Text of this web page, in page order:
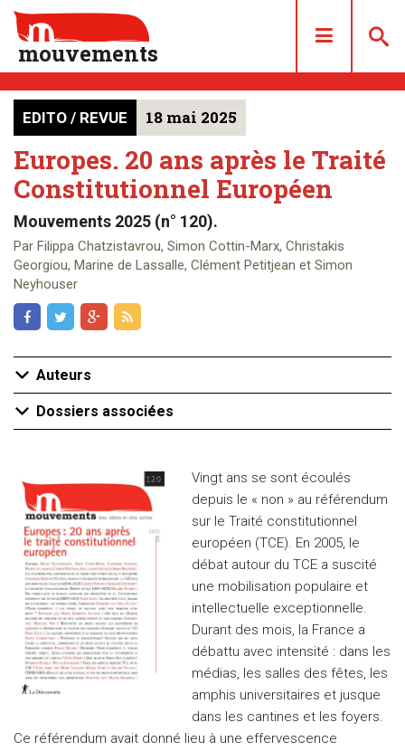
mouvements
DOSSIERS
LES NUMÉROS
ACHAT/ABONNEMENT
CONTACT
EDITO / REVUE 18 mai 2025
Europes. 20 ans après le Traité
Constitutionnel Européen
Mouvements 2025 (n° 120).
Par Filippa Chatzistavrou, Simon Cottin-Marx, Christakis
Georgiou, Marine de Lassalle, Clément Petitjean et Simon
Neyhouser
Auteurs
Dossiers associées
Vingt ans se sont écoulés
depuis le « non » au référendum
sur le Traité constitutionnel
européen (TCE). En 2005, le
débat autour du TCE a suscité
une mobilisation populaire et
intellectuelle exceptionnelle.
Durant des mois, la France a
débattu avec intensité : dans les
médias, les salles des fêtes, les
amphis universitaires et jusque
dans les cantines et les foyers.
Ce référendum avait donné lieu à une effervescence